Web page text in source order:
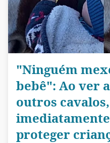
"Ninguém
bebê": Ao ver
outros
imediatamente
proteger